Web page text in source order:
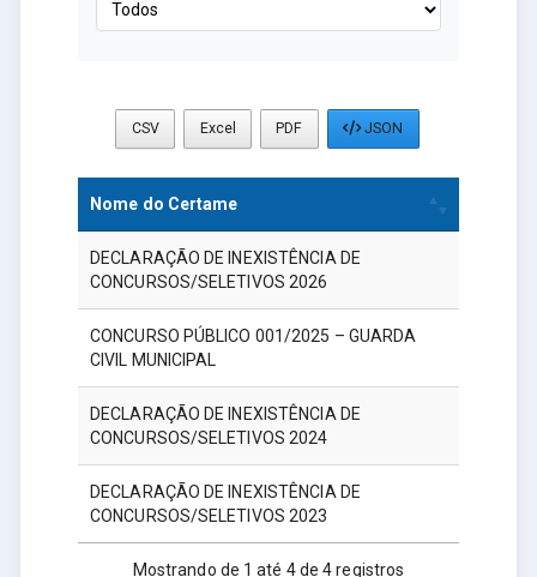
CSV Excel PDF JSON
Nome do Certame
DECLARAÇÃO DE INEXISTÊNCIA DE
CONCURSOS/SELETIVOS 2026
CONCURSO PÚBLICO 001/2025 – GUARDA
CIVIL MUNICIPAL
DECLARAÇÃO DE INEXISTÊNCIA DE
CONCURSOS/SELETIVOS 2024
DECLARAÇÃO DE INEXISTÊNCIA DE
CONCURSOS/SELETIVOS 2023
Mostrando de 1 até 4 de 4 registros